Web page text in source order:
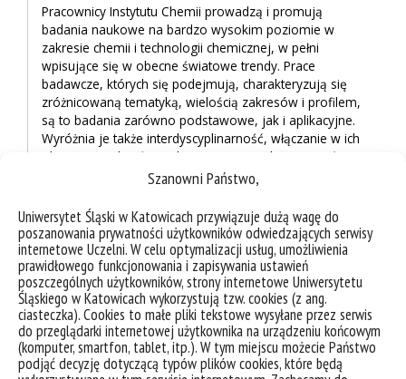
Szanowni Państwo,
Uniwersytet Śląski w Katowicach przywiązuje dużą wagę do
poszanowania prywatności użytkowników odwiedzających serwisy
internetowe Uczelni. W celu optymalizacji usług, umożliwienia
prawidłowego funkcjonowania i zapisywania ustawień
poszczególnych użytkowników, strony internetowe Uniwersytetu
Śląskiego w Katowicach wykorzystują tzw. cookies (z ang.
ciasteczka). Cookies to małe pliki tekstowe wysyłane przez serwis
do przeglądarki internetowej użytkownika na urządzeniu końcowym
(komputer, smartfon, tablet, itp.). W tym miejscu możecie Państwo
podjąć decyzję dotyczącą typów plików cookies, które będą
Pracownicy Instytutu Chemii prowadzą i promują
badania naukowe na bardzo wysokim poziomie w
zakresie chemii i technologii chemicznej, w pełni
wpisujące się w obecne światowe trendy. Prace
badawcze, których się podejmują, charakteryzują się
zróżnicowaną tematyką, wielością zakresów i profilem,
są to badania zarówno podstawowe, jak i aplikacyjne.
Wyróżnia je także interdyscyplinarność, włączanie w ich
obszar zagadnień, wiedzy i najnowszych osiągnięć z
zakresu m.in. biologii, nauk medycznych, inżynierii
Do najważniejszych kierunków działalności naukowo-
badawczej w Instytucie Chemii należą obecnie:
otrzymywanie i badanie nowych materiałów i
nanomateriałów nieorganicznych, organicznych i
metaloorganicznych o strukturze i właściwościach
dostosowanych do konkretnych zastosowań w
technologiach medycznych i biomedycznych,